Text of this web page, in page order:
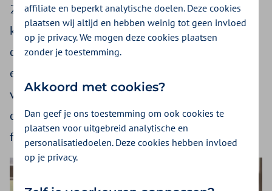
2024 beschikbaar gesteld voor VG7. Het
kostprijsonderzoek van de NZa leidt niet eerder
dan in 2025 tot herijkte tarieven. VWS heeft dit
extra budget ter beschikking gesteld om te
voorkomen dat de continuïteit van de zorg aan
deze doelgroep als gevolg van
financieringsproblemen in gevaar komt.
affiliate en beperkt analytische doelen. Deze cookies
plaatsen wij altijd en hebben weinig tot geen invloed
op je privacy. We mogen deze cookies plaatsen
zonder je toestemming.
Akkoord met cookies?
Dan geef je ons toestemming om ook cookies te
plaatsen voor uitgebreid analytische en
personalisatiedoelen. Deze cookies hebben invloed
op je privacy.